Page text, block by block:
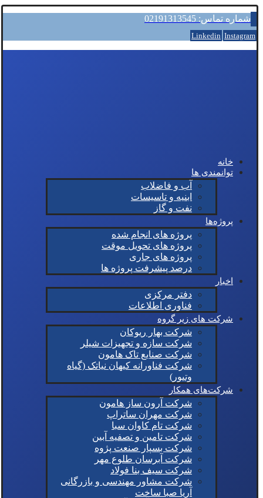
شماره تماس: 02191313545
Linkedin Instagram
خانه
توانمندی ها
آب و فاضلاب
ابنیه و تاسیسات
نفت و گاز
پروژه‌ها
پروژه های انجام شده
پروژه های تحویل موقت
پروژه های جاری
درصد پیشرفت پروژه ها
اخبار
دفتر مرکزی
فناوری اطلاعات
شرکت های زیر گروه
شرکت بهار ریوکان
شرکت سازه و تجهیزات شیلر
شرکت صنایع تاک هامون
شرکت فناورانه کیهان نیاتک (گیاه
وتیور)
شرکت‌های همکار
شرکت آرون ساز هامون
شرکت مهران ساتراپ
شرکت تام کاوان سبا
شرکت تامین و تصفیه آبین
شرکت بسپار صنعت پژوه
شرکت آبرسان طلوع مهر
شرکت سیف بنا فولاد
شرکت مشاور مهندسی و بازرگانی
آریا صبا ساخت